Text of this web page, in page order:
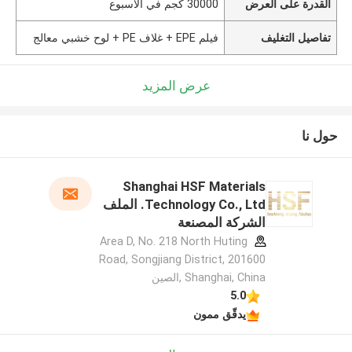
القدرة على العرض 30000 كجم في الأسبوع
تفاصيل التغليف فيلم EPE + غلاف PE + لوح خشبي معالج
عرض المزيد
حول نا
Shanghai HSF Materials
Technology Co., Ltd. الملف
الشركة المصنعة
Area D, No. 218 North Huting
Road, Songjiang District, 201600
Shanghai, China ,الصين
5.0
يدقّق ممون